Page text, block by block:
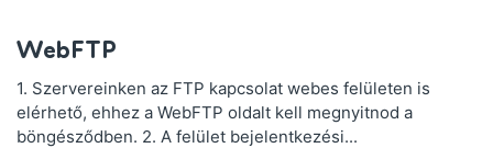
WebFTP
1. Szervereinken az FTP kapcsolat webes felületen is
elérhető, ehhez a WebFTP oldalt kell megnyitnod a
böngésződben. 2. A felület bejelentkezési...